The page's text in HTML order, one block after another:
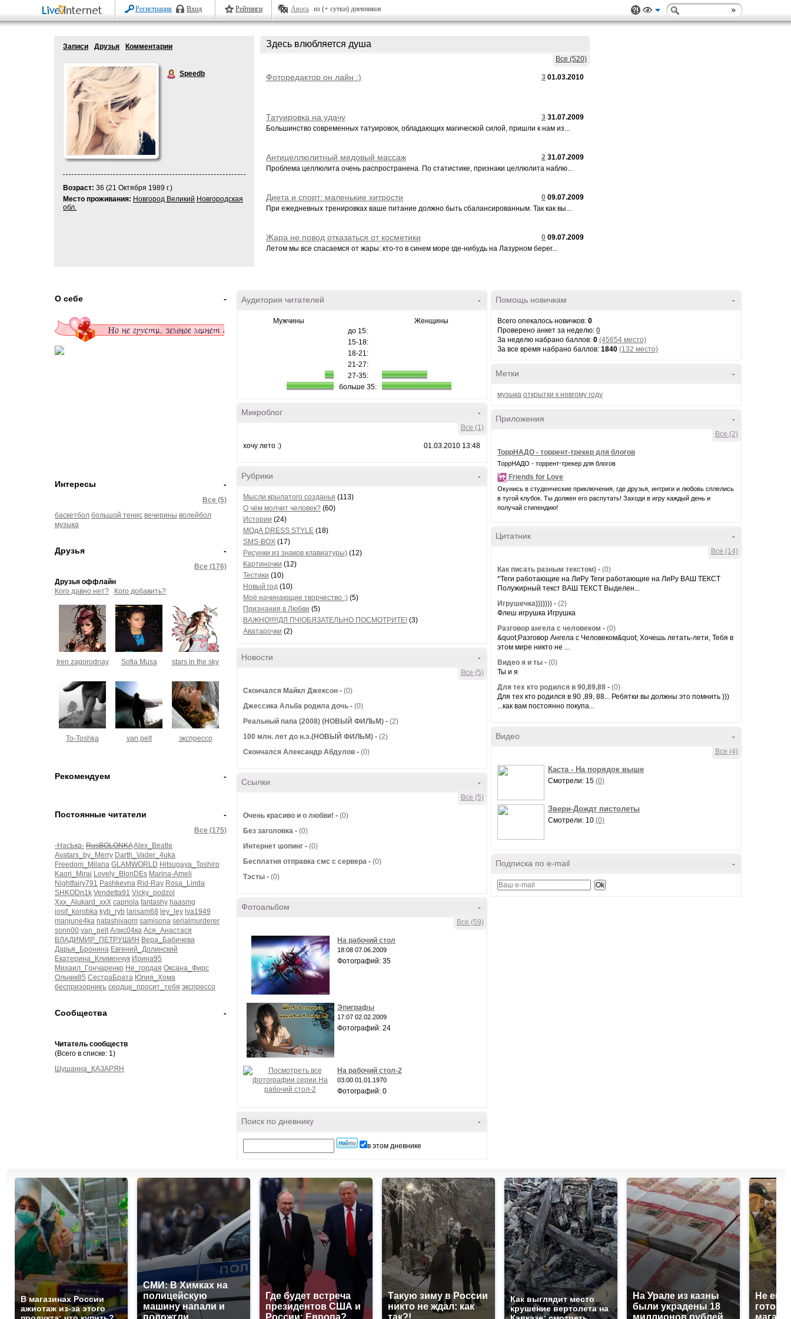
Регистрация Вход Рейтинги Авось из (+ сутки) дневников
Записи Друзья Комментарии
Speedb
Возраст: 36 (21 Октября 1989 г.)
Место проживания: Новгород Великий Новгородская
обл.
Здесь влюбляется душа
Все (520)
3 01.03.2010
Фоторедактор он лайн :)
3 31.07.2009
Татуировка на удачу
Большинство современных татуировок, обладающих магической силой, пришли к нам из...
2 31.07.2009
Антицеллюлитный медовый массаж
Проблема целлюлита очень распространена. По статистике, признаки целлюлита наблю...
0 09.07.2009
Диета и спорт: маленькие хитрости
При ежедневных тренировках ваше питание должно быть сбалансированным. Так как вы...
0 09.07.2009
Жара не повод отказаться от косметики
Летом мы все спасаемся от жары: кто-то в синем море где-нибудь на Лазурном берег...
-
О себе
-
Интересы
Все (5)
баскетбол большой тенис вечерины волейбол
музыка
-
Друзья
Все (176)
Друзья оффлайн
Кого давно нет?
Кого добавить?
Iren zagorodnay Sofia Musa stars in the sky
To-Toshka van pelt экспрессо
-
Рекомендуем
-
Постоянные читатели
Все (175)
-НасЬка- RusBOLONKAAlex_Beatle
Avatars_by_Merry Darth_Vader_4uka
Freedom_Milana GLAMWORLD Hitsugaya_Toshiro
Kaori_Mirai Lovely_BlonDEs Marina-Ameli
Nightfairy791 Pashkevna Rid-Ray Rosa_Linda
SHKODn1k Vendetta91 Vicky_podzol
Xxx_Alukard_xxX capriola fantashy haasmg
iosif_korobka kyb_ryb larisam68 ley_ley lva1949
manjune4ka natashivaom samisona serialmurderer
sonn00 van_pelt Алис04ка Ася_Анастася
ВЛАДИМИР_ПЕТРУШИН Вера_Бабичева
Дарья_Бронина Евгений_Долинский
Екатерина_Клименчук Ирина95
Михаил_Гончаренко Не_гордая Оксана_Фирс
Ольчик85 СестраБрата Юлия_Хома
беспризорникъ сердце_просит_тебя экспрессо
-
Сообщества
Читатель сообществ
(Всего в списке: 1)
Шушанна_КАЗАРЯН
-
Аудитория читателей
Мужчины
Женщины
до 15:
15-18:
18-21:
21-27:
27-35:
больше 35:
-
Микроблог
Все (1)
хочу лето :) 01.03.2010 13:48
-
Рубрики
Мысли крылатого созданья (113)
О чём молчит человек? (60)
Истории (24)
МОдА DRESS STYLE (18)
SMS-BOX (17)
Рисунки из знаков клавиатуры) (12)
Картиночки (12)
Тестики (10)
Новый год (10)
Моё начинающие творчество :) (5)
Признания в Любви (5)
ВАЖНО!!!!!ДЛ ПЧ!ОБЯЗАТЕЛЬНО ПОСМОТРИТЕ! (3)
Аватарочки (2)
-
Новости
Все (5)
Скончался Майкл Джексон - (0)
Джессика Альба родила дочь - (0)
Реальный папа (2008) (НОВЫЙ ФИЛЬМ) - (2)
100 млн. лет до н.э.(НОВЫЙ ФИЛЬМ) - (2)
Скончался Александр Абдулов - (0)
-
Ссылки
Все (5)
Очень красиво и о любви! - (0)
Без заголовка - (0)
Интернет шопинг - (0)
Бесплатня отправка смс с сервера - (0)
Тэсты - (0)
-
Фотоальбом
Все (59)
На рабочий стол
18:08 07.06.2009
Фотографий: 35
Эпиграфы
17:07 02.02.2009
Фотографий: 24
На рабочий стол-2
03:00 01.01.1970
Фотографий: 0
-
Поиск по дневнику
в этом дневнике
-
Помощь новичкам
Всего опекалось новичков: 0
Проверено анкет за неделю: 0
За неделю набрано баллов: 0 (45654 место)
За все время набрано баллов: 1840 (132 место)
-
Метки
музыка открытки к новгому году
-
Приложения
Все (2)
ТоррНАДО - торрент-трекер для блогов
ТоррНАДО - торрент-трекер для блогов
Friends for Love
Окунись в студенческие приключения, где друзья, интриги и любовь сплелись
в тугой клубок. Ты должен его распутать! Заходи в игру каждый день и
получай стипендию!
-
Цитатник
Все (14)
Как писать разным текстом) - (0)
*Теги работающие на ЛиРу Теги работающие на ЛиРу ВАШ ТЕКСТ
Полужирный текст ВАШ ТЕКСТ Выделен...
Игрушечка))))))) - (2)
Флеш игрушка Игрушка
Разговор ангела с человеком - (0)
&quot;Разговор Ангела с Человеком&quot; Хочешь летать-лети, Тебя в
этом мире никто не ...
Видео я и ты - (0)
Ты и я
Для тех кто родился в 90,89,88 - (0)
Для тех кто родился в 90 ,89, 88... Ребятки вы должны это помнить )))
...как вам постоянно покупа...
-
Видео
Все (4)
Каста - На порядок выше
Смотрели: 15 (0)
Звери-Дождт пистолеты
Смотрели: 10 (0)
-
Подписка по e-mail
В магазинах России
ажиотаж из-за этого
СМИ: В Химках на
полицейскую
машину напали и
подожгли.
Где будет встреча
президентов США и
России: Европа?
Такую зиму в России
никто не ждал: как
так?!
Как выглядит место
крушение вертолета на
На Урале из казны
были украдены 18
миллионов рублей
Не